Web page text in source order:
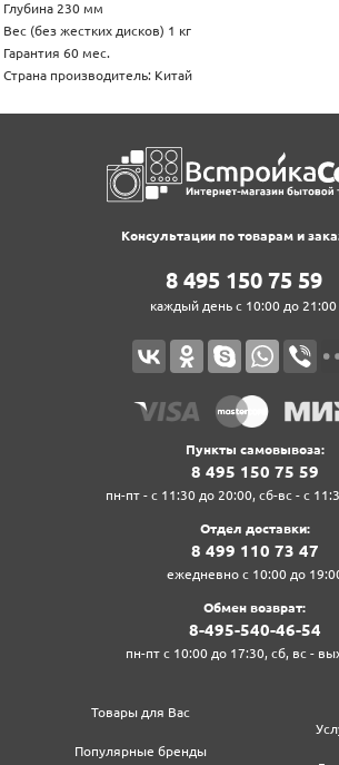
Глубина 230 мм
Вес (без жестких дисков) 1 кг
Гарантия 60 мес.
Страна производитель: Китай
Консультации по товарам и
8‍ 4‍9‍5‍ 1‍5‍0‍ 7‍5‍ 5‍9‍
каждый день с 10:00 до 21:00
Пункты самовывоза:
8‍ 4‍9‍5‍ 1‍5‍0‍ 7‍5‍ 5‍9‍
пн-пт - с 11:30 до 20:00, сб-вс - с
Отдел доставки:
8‍ 4‍9‍9‍ 1‍1‍0‍ 7‍3‍ 4‍7‍
ежедневно с 10:00 до
Обмен возврат:
8‍-4‍9‍5‍-5‍4‍0‍-4‍6‍-5‍4‍
пн-пт с 10:00 до 17:30, сб, вс -
Товары для Вас
Популярные бренды